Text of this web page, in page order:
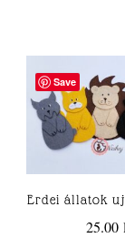
Save
Erdei állatok
25.00